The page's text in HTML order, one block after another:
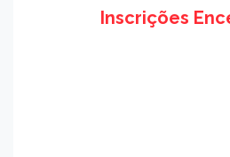
Inscrições